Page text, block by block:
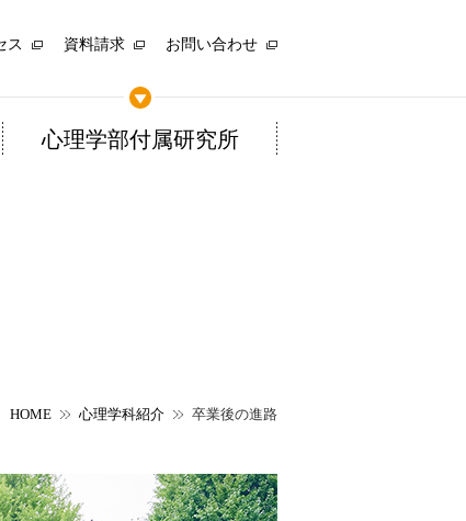
心理学部付属研究所
ス 資料請求 お問い合わせ
HOME 心理学科紹介 卒業後の進路